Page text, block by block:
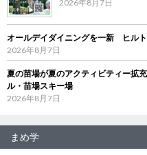
2026年8月7日
オールデイダイニングを一新 ヒル
2026年8月7日
夏の苗場が夏のアクティビティー拡
ル・苗場スキー場
2026年8月7日
まめ学